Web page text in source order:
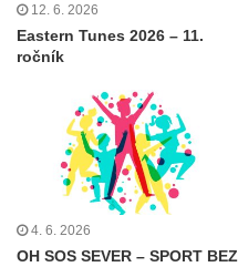
12. 6. 2026
Eastern Tunes 2026 – 11.
ročník
4. 6. 2026
OH SOS SEVER – SPORT BEZ